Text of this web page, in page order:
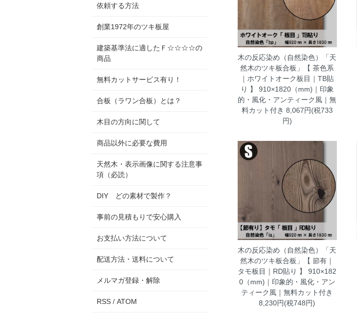
木の反応染め（自然染色）「天
然木のツキ板合板」【 茶色系
｜ホワイトオーク板目｜TB貼
り 】 910×1820（mm)｜印象
的・風化・アンティーク風｜無
料カット付き 8,067円(税733
円)
木の反応染め（自然染色）「天
然木のツキ板合板」【 節有｜
タモ板目｜RD貼り 】 910×182
0（mm)｜印象的・風化・アン
ティーク風｜無料カット付き
8,230円(税748円)
依頼する方法
創業1972年のツキ板屋
建築基準法に適したＦ☆☆☆☆の
商品
無料カットサービス有り！
合板（ラワン合板）とは？
木目の方向に関して
商品以外に必要な費用
天然木・表示画像に関する注意事
項（必読）
DIY どの素材で製作？
事前の見積もりで安心購入
お支払い方法について
配送方法・送料について
メルマガ登録・解除
RSS / ATOM